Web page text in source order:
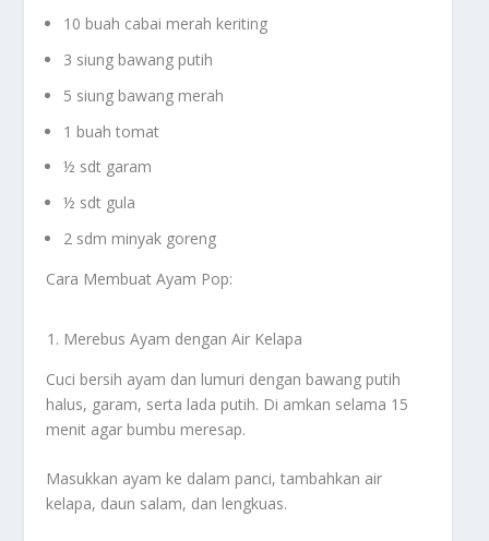
10 buah cabai merah keriting
3 siung bawang putih
5 siung bawang merah
1 buah tomat
½ sdt garam
½ sdt gula
2 sdm minyak goreng
Cara Membuat Ayam Pop:
Merebus Ayam dengan Air Kelapa
Cuci bersih ayam dan lumuri dengan bawang putih
halus, garam, serta lada putih. Di amkan selama 15
menit agar bumbu meresap.
Masukkan ayam ke dalam panci, tambahkan air
kelapa, daun salam, dan lengkuas.